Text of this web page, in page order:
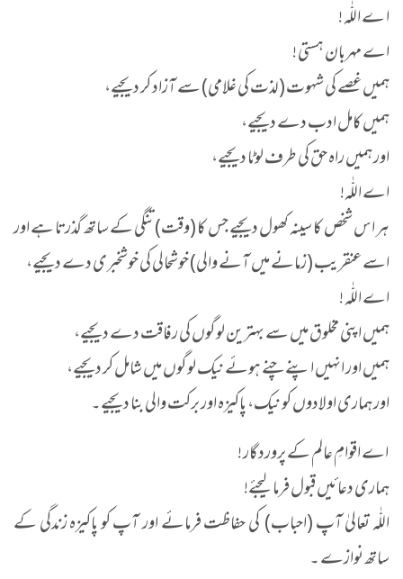
ا ے اللّٰہ !
اے مہربان ہستی !
ہمیں غصے کی شہوت (لذت کی غلامی) سے آزاد کر دیجیے،
ہمیں کامل ادب دے دیجیے،
اور ہمیں راہ حق کی طرف لوٹا دیجیے،
اے اللّٰہ!
ہر اس شخص کا سینہ کھول دیجیے جس کا (وقت) تنگی کے ساتھ گذرتا ہے اور
اسے عنقریب (زمانے میں آنے والی) خوشحالی کی خوشخبری دے دیجیے،
اے اللّٰہ !
ہمیں اپنی مخلوق میں سے بہترین لوگوں کی رفاقت دے دیجیے،
ہمیں اور انہیں اپنے چنے ہوئے نیک لوگوں میں شامل کر دیجیے،
اور ہماری اولادوں کو نیک، پاکیزہ اور برکت والی بنا دیجیے۔
اے اقوامِ عالم کے پروردگار !
ہماری دعائیں قبول فرما لیجئے!
اللّٰہ تعالیٰ آپ (احباب) کی حفاظت فرمائے اور آپ کو پاکیزہ زندگی کے
ساتھ نوازے ۔